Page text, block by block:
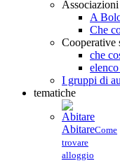
A
Che
Cooperative
che
I gruppi di
tematiche
AbitareCome
trovare
alloggio